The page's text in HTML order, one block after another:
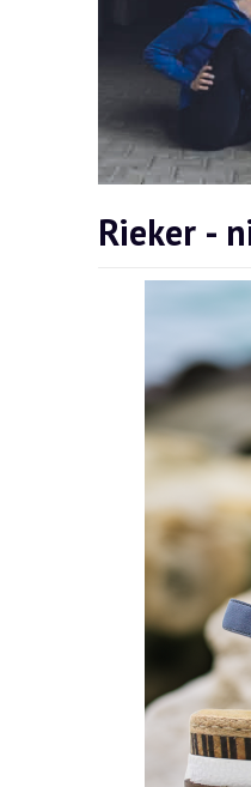
Rieker -